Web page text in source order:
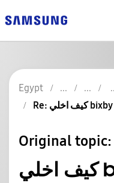
Egypt
Original topic:
كيف اخلي bixby تتكلم